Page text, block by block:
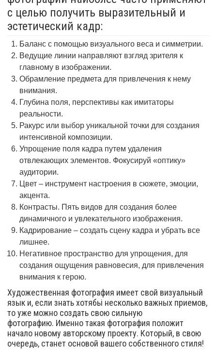
с целью получить выразительный и
эстетический кадр:
Баланс с помощью визуального веса и симметрии.
Ведущие линии направляют взгляд зрителя к
главному в изображении.
Обрамление предмета для привлечения к нему
внимания.
Глубина поля, перспективы как имитаторы
реальности.
Ракурс или выбор уникальной точки для создания
интенсивной композиции.
Упрощение поля кадра путем удаления
отвлекающих элементов. Фокусируй «оптику»
аудитории.
Цвет – инструмент настроения в сюжете, эмоции,
акцента.
Контрасты. Пять видов для создания более
динамичного и увлекательного изображения.
Кадрирование – создать сцену кадра и убрать все
лишнее.
Негативное пространство для упрощения, для
создания ощущения равновесия, для привлечения
внимания к герою.
Художественная фотография имеет свой визуальный
язык и, если знать хотябьі несколько важных приемов,
то уже можно создать свою сильную
фотографию. Именно такая фотография положит
начало новому авторскому проекту. Который, в свою
очередь, станет основой вашего собственного стиля!